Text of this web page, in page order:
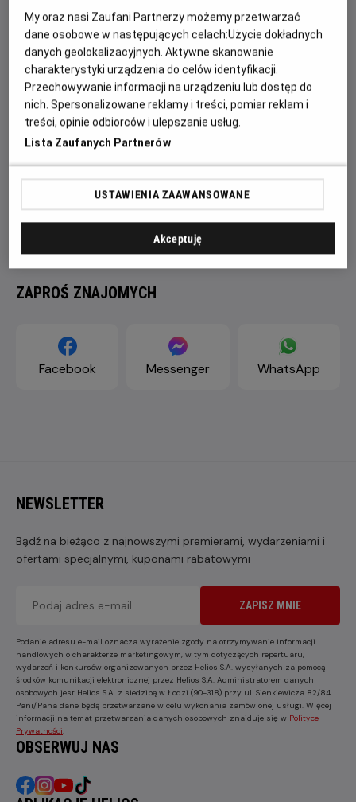
Film jest ekranizacją powieści A. Lindgren o tym samym
tytule.
ZAPROŚ ZNAJOMYCH
Facebook Messenger WhatsApp
NEWSLETTER
Bądź na bieżąco z najnowszymi premierami, wydarzeniami i
ofertami specjalnymi, kuponami rabatowymi
ZAPISZ MNIE
Podanie adresu e-mail oznacza wyrażenie zgody na otrzymywanie informacji
handlowych o charakterze marketingowym, w tym dotyczących repertuaru,
wydarzeń i konkursów organizowanych przez Helios S.A. wysyłanych za pomocą
środków komunikacji elektronicznej przez Helios S.A. Administratorem danych
osobowych jest Helios S.A. z siedzibą w Łodzi (90-318) przy ul. Sienkiewicza 82/84.
Pani/Pana dane będą przetwarzane w celu wykonania zamówionej usługi. Więcej
informacji na temat przetwarzania danych osobowych znajduje się w Polityce
Prywatności
OBSERWUJ NAS
My oraz nasi Zaufani Partnerzy możemy przetwarzać
dane osobowe w następujących celach:Użycie dokładnych
danych geolokalizacyjnych. Aktywne skanowanie
charakterystyki urządzenia do celów identyfikacji.
Przechowywanie informacji na urządzeniu lub dostęp do
nich. Spersonalizowane reklamy i treści, pomiar reklam i
treści, opinie odbiorców i ulepszanie usług.
Lista Zaufanych Partnerów
USTAWIENIA ZAAWANSOWANE
Akceptuję